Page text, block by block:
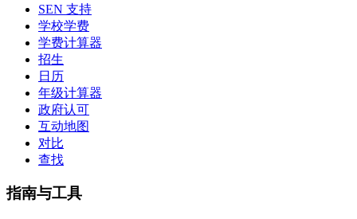
SEN 支持
学校学费
学费计算器
招生
日历
年级计算器
政府认可
互动地图
对比
查找
指南与工具